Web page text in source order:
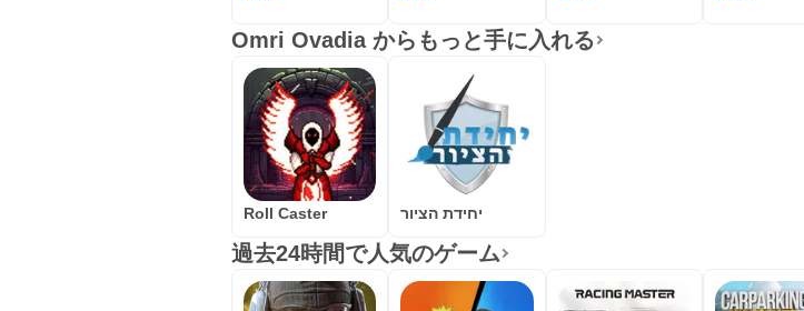
Omri Ovadia からもっと手に入れる
Roll Caster יחידת הציור
過去24時間で人気のゲーム